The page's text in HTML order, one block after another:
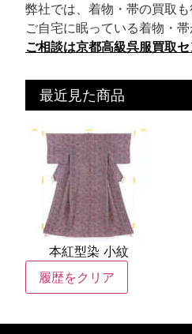
弊社では、着物・帯の買取も
ご自宅に眠っている着物・
ご相談は京都高級呉服買取
最近見た商品
本紅型染 小紋
履歴をクリア